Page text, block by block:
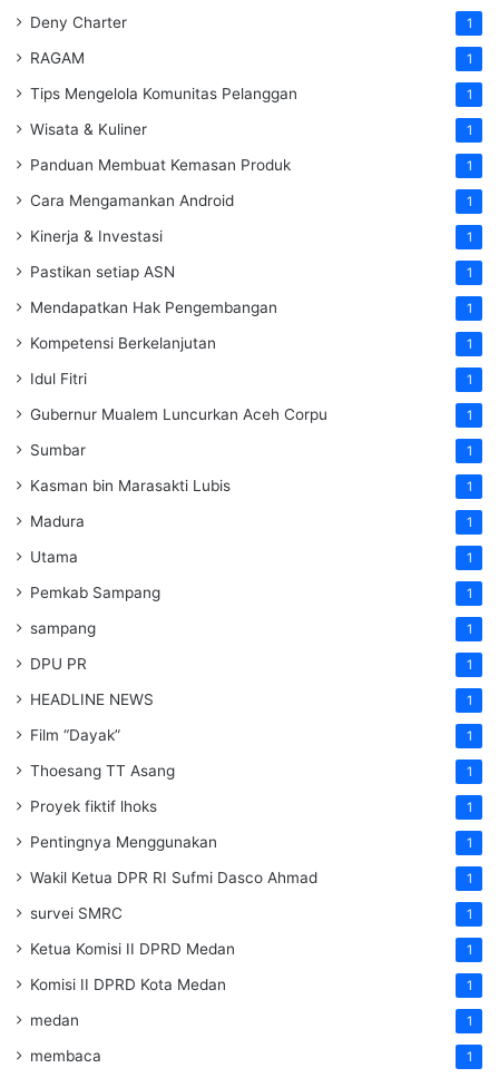
Deny Charter 1
RAGAM 1
Tips Mengelola Komunitas Pelanggan 1
Wisata & Kuliner 1
Panduan Membuat Kemasan Produk 1
Cara Mengamankan Android 1
Kinerja & Investasi 1
Pastikan setiap ASN 1
Mendapatkan Hak Pengembangan 1
Kompetensi Berkelanjutan 1
Idul Fitri 1
Gubernur Mualem Luncurkan Aceh Corpu 1
Sumbar 1
Kasman bin Marasakti Lubis 1
Madura 1
Utama 1
Pemkab Sampang 1
sampang 1
DPU PR 1
HEADLINE NEWS 1
Film “Dayak” 1
Thoesang TT Asang 1
Proyek fiktif lhoks 1
Pentingnya Menggunakan 1
Wakil Ketua DPR RI Sufmi Dasco Ahmad 1
survei SMRC 1
Ketua Komisi II DPRD Medan 1
Komisi II DPRD Kota Medan 1
medan 1
membaca 1